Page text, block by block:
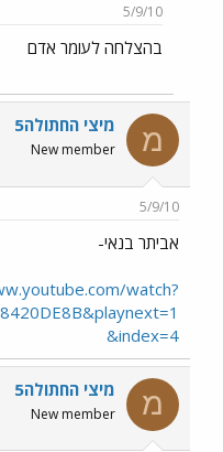
5/9/10
בהצלחה לעומר אדם
מ מיצי החתולה5
New member
5/9/10
אביתר בנאי-
watch?
&index=4
מ מיצי החתולה5
New member